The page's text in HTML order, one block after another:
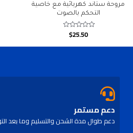
مروحة ستاند كهربائية مع خاصية
التحكم بالصوت
Rated
$25.50
دعم مستمر
دعم طوال مدة الشحن والتسليم وما بعد